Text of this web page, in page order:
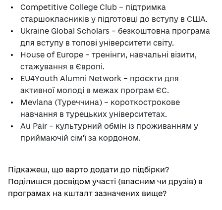
Competitive College Club – підтримка
старшокласників у підготовці до вступу в США.
Ukraine Global Scholars – безкоштовна програма
для вступу в топові університети світу.
House of Europe – тренінги, навчальні візити,
стажування в Європі.
EU4Youth Alumni Network – проєкти для
активної молоді в межах програм ЄС.
Mevlana (Туреччина) – короткострокове
навчання в турецьких університетах.
Au Pair – культурний обмін із проживанням у
приймаючій сім'ї за кордоном.
Підкажеш, що варто додати до підбірки?
Поділишся досвідом участі (власним чи друзів) в
програмах на кшталт зазначених вище?